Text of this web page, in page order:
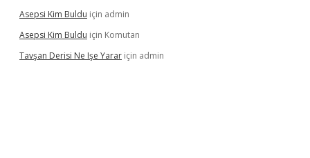
Asepsi Kim Buldu için admin
Asepsi Kim Buldu için Komutan
Tavşan Derisi Ne Işe Yarar için admin